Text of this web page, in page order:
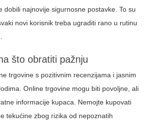
dobili najnovije sigurnosne postavke. To su
novi korisnik treba ugraditi rano u rutinu
što obratiti pažnju
trgovine s pozitivnim recenzijama i jasnim
Online trgovine mogu biti povoljne, ali
informacije kupaca. Nemojte kupovati
tekućine zbog rizika od nepoznatih